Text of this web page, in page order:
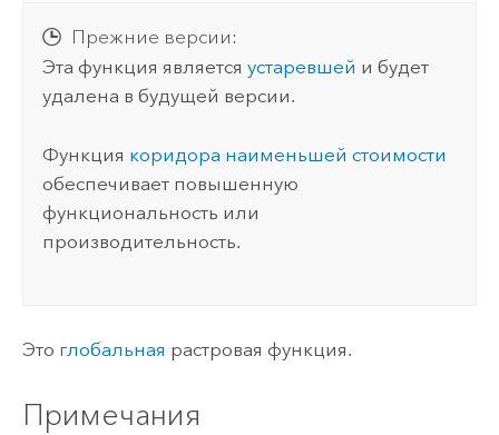
Прежние версии:
Эта функция являетсяустаревшей и будет
удалена в будущей версии.
Функция коридора наименьшей стоимости
обеспечивает повышенную
функциональность или
производительность.
Это глобальная растровая функция.
Примечания